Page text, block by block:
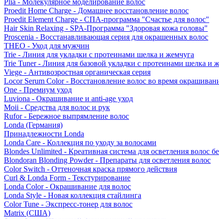
Plia - Молекулярное моделирование волос
Proedit Home Charge - Домашнее восстановление волос
Proedit Element Charge - СПА-программа "Счастье для волос"
Hair Skin Relaxing - SPA-Программа "Здоровая кожа головы"
Proscenia - Восстанавливающая серия для окрашенных волос
THEO - Уход для мужчин
Trie - Линия для укладки с протеинами шелка и жемчуга
Trie Tuner - Линия для базовой укладки с протеинами шелка и
Viege - Антивозростная органическая серия
Locor Serum Color - Восстановление волос во время
One - Премиум уход
Luviona - Окрашивание и anti-age уход
Moii - Средства для волос и рук
Rufor - Бережное выпрямление волос
Londa (Германия)
Принадлежности Londa
Londa Care - Коллекция по уходу за волосами
Blondes Unlimited - Креативная система для осветления волос
Blondoran Blonding Powder - Препараты для осветления волос
Color Switch - Оттеночная краска прямого действия
Curl & Londa Form - Текстурирование
Londa Color - Окрашивание для волос
Londa Style - Новая коллекция стайлинга
Color Tune - Экспресс-тонер для волос
Matrix (США)